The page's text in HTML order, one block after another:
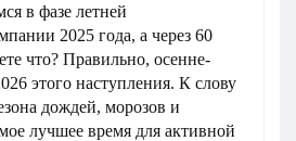
в фазе летней
2025 года, а через 60
что? Правильно, осенне-
этого наступления. К слову
дождей, морозов и
лучшее время для активной